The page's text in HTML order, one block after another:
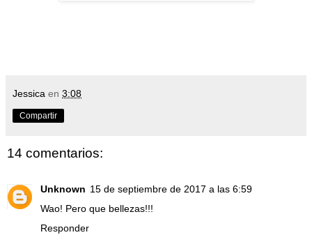
Jessica en 3:08
Compartir
14 comentarios:
Unknown 15 de septiembre de 2017 a las 6:59
Wao! Pero que bellezas!!!
Responder